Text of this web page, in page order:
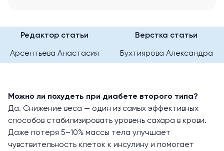
Редактор статьи Верстка статьи
Арсентьева Анастасия Бухтиярова Александра
Можно ли похудеть при диабете второго типа?
Да. Снижение веса — один из самых эффективных
способов стабилизировать уровень сахара в крови.
Даже потеря 5–10% массы тела улучшает
чувствительность клеток к инсулину и помогает